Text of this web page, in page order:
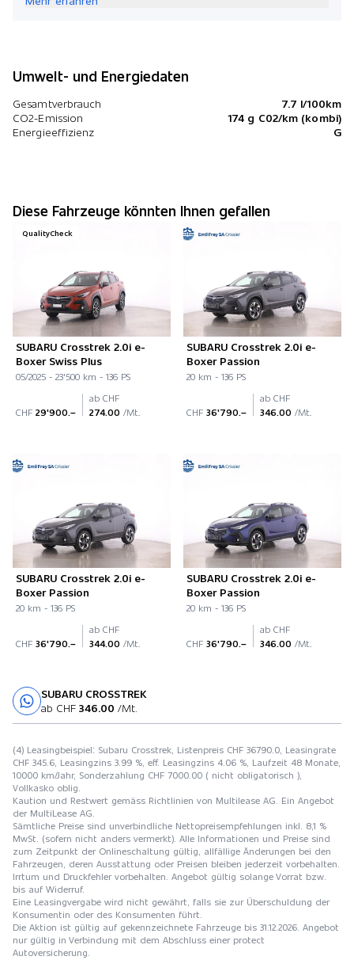
Umwelt- und Energiedaten
Gesamtverbrauch
7.7 l/100km
CO2-Emission
174 g C02/km (kombi)
Energieeffizienz
G
Diese Fahrzeuge könnten Ihnen gefallen
QualityCheck
SUBARU Crosstrek 2.0i e-
Boxer Swiss Plus
05/2025 - 23'500 km - 136 PS
CHF 29'900.–
ab CHF
274.00 /Mt.
SUBARU Crosstrek 2.0i e-
Boxer Passion
20 km - 136 PS
CHF 36'790.–
ab CHF
346.00 /Mt.
SUBARU Crosstrek 2.0i e-
Boxer Passion
20 km - 136 PS
CHF 36'790.–
ab CHF
344.00 /Mt.
SUBARU Crosstrek 2.0i e-
Boxer Passion
20 km - 136 PS
CHF 36'790.–
ab CHF
346.00 /Mt.
SUBARU CROSSTREK
ab CHF 346.00 /Mt.
(4) Leasingbeispiel: Subaru Crosstrek, Listenpreis CHF 36790.0, Leasingrate
CHF 345.6, Leasingzins 3.99 %, eff. Leasingzins 4.06 %, Laufzeit 48 Monate,
10000 km/Jahr, Sonderzahlung CHF 7000.00 ( nicht obligatorisch ),
Vollkasko oblig.
Kaution und Restwert gemäss Richtlinien von Multilease AG. Ein Angebot
der MultiLease AG.
Sämtliche Preise sind unverbindliche Nettopreisempfehlungen inkl. 8,1 %
MwSt. (sofern nicht anders vermerkt). Alle Informationen und Preise sind
zum Zeitpunkt der Onlineschaltung gültig, allfällige Änderungen bei den
Fahrzeugen, deren Ausstattung oder Preisen bleiben jederzeit vorbehalten.
Irrtum und Druckfehler vorbehalten. Angebot gültig solange Vorrat bzw.
bis auf Widerruf.
Eine Leasingvergabe wird nicht gewährt, falls sie zur Überschuldung der
Konsumentin oder des Konsumenten führt.
Die Aktion ist gültig auf gekennzeichnete Fahrzeuge bis 31.12.2026. Angebot
nur gültig in Verbindung mit dem Abschluss einer protect
Autoversicherung.